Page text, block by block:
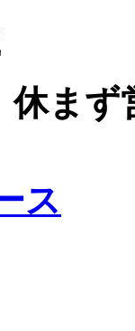
休ま
ス